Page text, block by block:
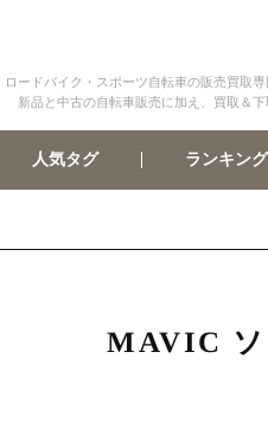
ロードバイク・スポーツ自転車の販売買取
新品と中古の自転車販売に加え、買取＆下
人気タグ ランキング
MAVIC ソ